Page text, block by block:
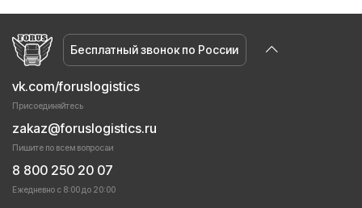
Бесплатный звонок по России
vk.com/foruslogistics
Присоединяйтесь
zakaz@foruslogistics.ru
Пишите по всем вопросаи
8 800 250 20 07
Ежедневно с 8:00 до 20:00